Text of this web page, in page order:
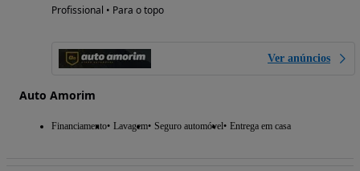
Profissional • Para o topo
Ver anúncios
Auto Amorim
Financiamento Lavagem Seguro automóvel Entrega em casa